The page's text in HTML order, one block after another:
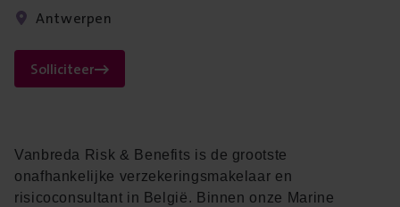
Antwerpen
Solliciteer
Vanbreda Risk & Benefits is de grootste
onafhankelijke verzekeringsmakelaar en
risicoconsultant in België. Binnen onze Marine